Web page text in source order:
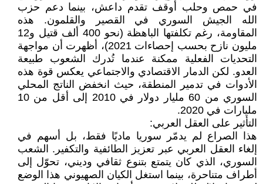
في حمص وحلب أوقف تقدم داعش، بينما دعم حزب
الله الجيش السوري في القصير والقلمون. هذه
المقاومة، رغم تكلفتها الباهظة (نحو 400 ألف قتيل و12
مليون نازح بحسب إحصاءات 2021)، أظهرت أن مواجهة
التحديات الفعلية ممكنة عندما تُدرك الشعوب طبيعة
العدو. لكن الدمار الاقتصادي والاجتماعي يعكس قوة هذه
الأدوات في تدمير المنطقة، حيث انخفض الناتج المحلي
السوري من 60 مليار دولار في 2010 إلى أقل من 10
مليارات في 2020.
التأثير على العقل العربي:
هذا الصراع لم يدمّر سوريا ماديًا فقط، بل أسهم في
إلغاء العقل العربي عبر تعزيز الطائفية والتكفير. الشعب
السوري، الذي كان يتمتع بتنوع ثقافي وديني، تحوّل إلى
أطراف متناحرة، بينما استغل الكيان الصهيوني هذا الوضع